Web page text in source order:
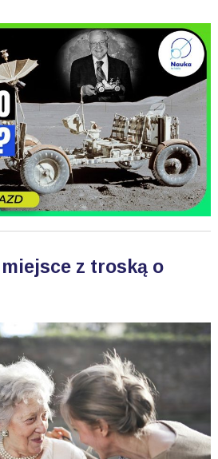
z troską o